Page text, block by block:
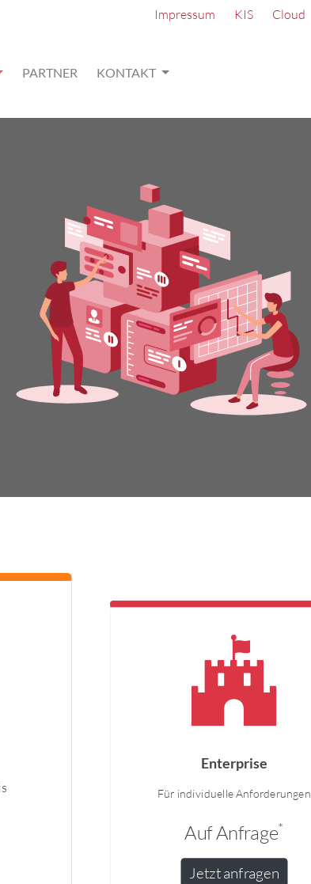
Impressum KIS Cloud
PARTNER KONTAKT
Enterprise
Für individuelle Anforderungen
Auf Anfrage*
Jetzt anfragen